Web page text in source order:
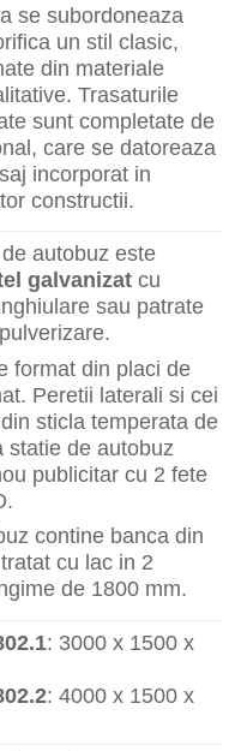
se subordoneaza
un stil clasic,
din materiale
Trasaturile
sunt completate de
care se datoreaza
incorporat in
constructii.
autobuz este
galvanizat cu
sau patrate
format din placi de
Peretii laterali si cei
sticla temperata de
statie de autobuz
publicitar cu 2 fete
contine banca din
cu lac in 2
de 1800 mm.
: 3000 x 1500 x
: 4000 x 1500 x